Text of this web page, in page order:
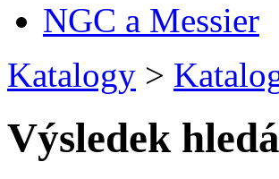
NGC a Messier
Katalogy >
Výsledek